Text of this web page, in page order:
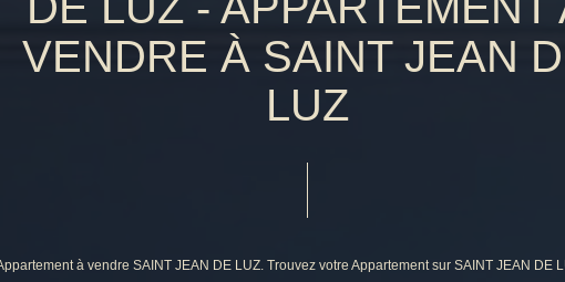
VENDRE À SAINT JEAN
LUZ
à vendre SAINT JEAN DE LUZ. Trouvez votre Appartement sur SAINT JEAN DE